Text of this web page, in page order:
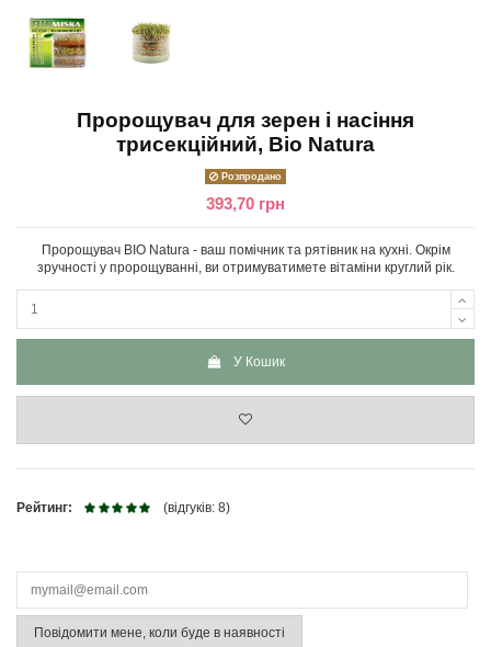
Пророщувач для зерен і насіння
трисекційний, Bio Natura
Розпродано
393,70 грн
Пророщувач BIO Natura - ваш помічник та рятівник на кухні. Окрім
зручності у пророщуванні, ви отримуватимете вітаміни круглий рік.
У Кошик
Рейтинг: (відгуків: 8)
Повідомити мене, коли буде в наявності